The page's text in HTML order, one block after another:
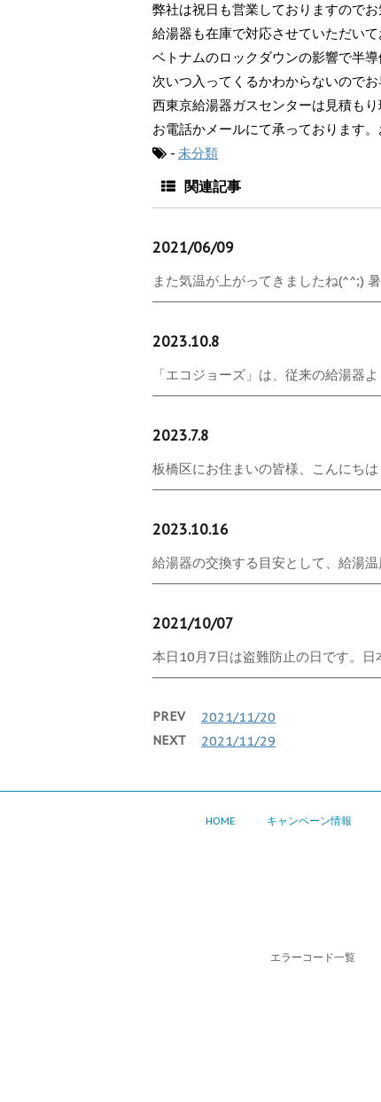
弊社は祝日も営業しておりますのでお
給湯器も在庫で対応させていただいて
ベトナムのロックダウンの影響で半
次いつ入ってくるかわからないので
西東京給湯器ガスセンターは見積も
お電話かメールにて承っております。
- 未分類
関連記事
2021/06/09
また気温が上がってきましたね(^^;)
2023.10.8
「エコジョーズ」は、従来の給湯器
2023.7.8
板橋区にお住まいの皆様、こんにち
2023.10.16
給湯器の交換する目安として、給湯
2021/10/07
本日10月7日は盗難防止の日です。
PREV 2021/11/20
NEXT 2021/11/29
HOME キャンペーン情報
エラーコード一覧